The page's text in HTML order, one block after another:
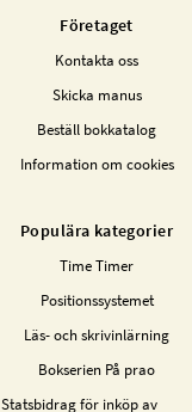
Företaget
Kontakta oss
Skicka manus
Beställ bokkatalog
Information om cookies
Populära kategorier
Time Timer
Positionssystemet
Läs- och skrivinlärning
Bokserien På prao
Statsbidrag för inköp av